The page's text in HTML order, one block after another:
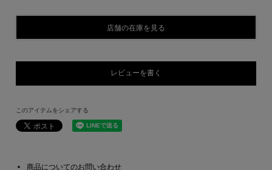
店舗の在庫を見る
レビューを書く
このアイテムをシェアする
商品についてのお問い合わせ